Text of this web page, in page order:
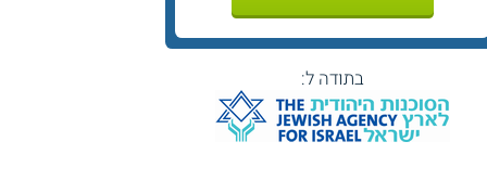
בתודה ל: